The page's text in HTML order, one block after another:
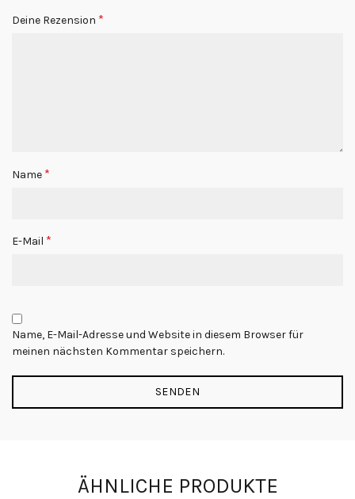
Deine Rezension *
Name *
E-Mail *
Name, E-Mail-Adresse und Website in diesem Browser für
meinen nächsten Kommentar speichern.
ÄHNLICHE PRODUKTE